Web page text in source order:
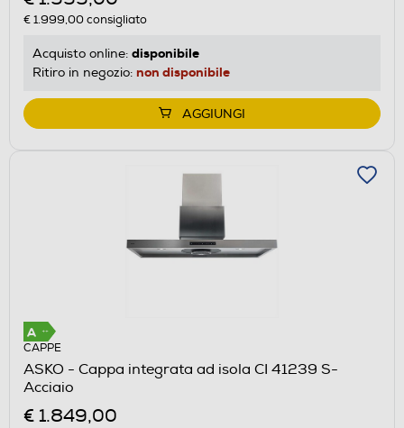
€ 1.999,00consigliato
Acquisto online: disponibile
Ritiro in negozio: non disponibile
AGGIUNGI
CAPPE
ASKO - Cappa integrata ad isola CI 41239 S-
Acciaio
€ 1.849,00